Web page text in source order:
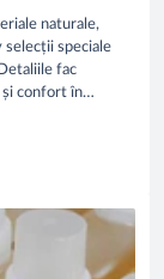
naturale,
selecții speciale
fac
și confort în